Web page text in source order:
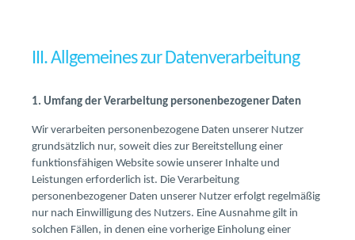
III. Allgemeines zur Datenverarbeitung
1. Umfang der Verarbeitung personenbezogener Daten
Wir verarbeiten personenbezogene Daten unserer Nutzer
grundsätzlich nur, soweit dies zur Bereitstellung einer
funktionsfähigen Website sowie unserer Inhalte und
Leistungen erforderlich ist. Die Verarbeitung
personenbezogener Daten unserer Nutzer erfolgt regelmäßig
nur nach Einwilligung des Nutzers. Eine Ausnahme gilt in
solchen Fällen, in denen eine vorherige Einholung einer